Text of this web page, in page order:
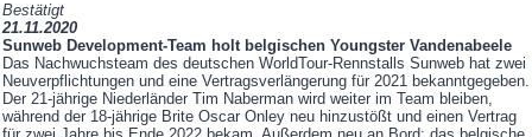
Bestätigt
21.11.2020
Sunweb Development-Team holt belgischen Youngster Vandenabeele
Das Nachwuchsteam des deutschen WorldTour-Rennstalls Sunweb hat zwei
Neuverpflichtungen und eine Vertragsverlängerung für 2021 bekanntgegeben.
Der 21-jährige Niederländer Tim Naberman wird weiter im Team bleiben,
während der 18-jährige Brite Oscar Onley neu hinzustößt und einen Vertrag